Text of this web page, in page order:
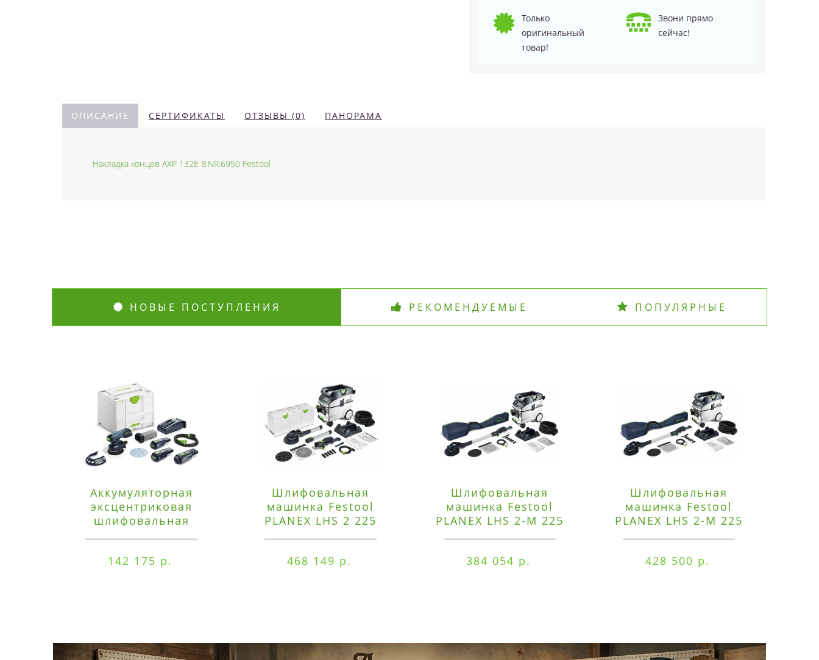
Только
оригинальный
товар!
Звони прямо
сейчас!
ОПИСАНИЕ СЕРТИФИКАТЫ ОТЗЫВЫ (0) ПАНОРАМА
Накладка концев AXP 132E B.NR.6950 Festool
НОВЫЕ ПОСТУПЛЕНИЯ РЕКОМЕНДУЕМЫЕ ПОПУЛЯРНЫЕ
Аккумуляторная
эксцентриковая
шлифовальная
142 175 р.
Шлифовальная
машинка Festool
PLANEX LHS 2 225
468 149 р.
Шлифовальная
машинка Festool
PLANEX LHS 2-M 225
384 054 р.
Шлифовальная
машинка Festool
PLANEX LHS 2-M 225
428 500 р.